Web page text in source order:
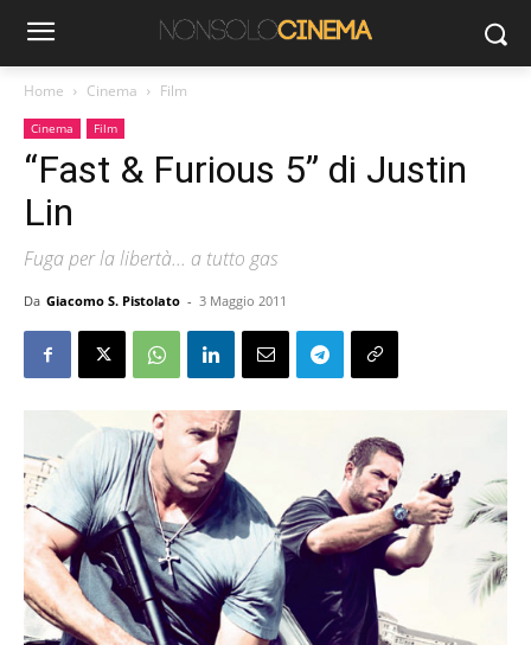
Home Cinema Film
Cinema Film
“Fast & Furious 5” di Justin
Lin
Fuga per la libertà... a tutto gas
Da Giacomo S. Pistolato - 3 Maggio 2011